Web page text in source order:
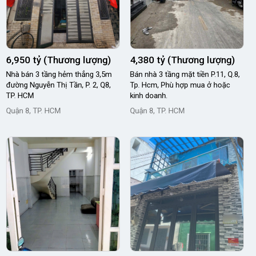
6,950 tỷ (Thương lượng)
Nhà bán 3 tầng hẻm thẳng 3,5m
đường Nguyễn Thị Tần, P. 2, Q8,
TP. HCM
Quận 8, TP. HCM
4,380 tỷ (Thương lượng)
Bán nhà 3 tầng mặt tiền P.11, Q.8,
Tp. Hcm, Phù hợp mua ở hoặc
kinh doanh.
Quận 8, TP. HCM